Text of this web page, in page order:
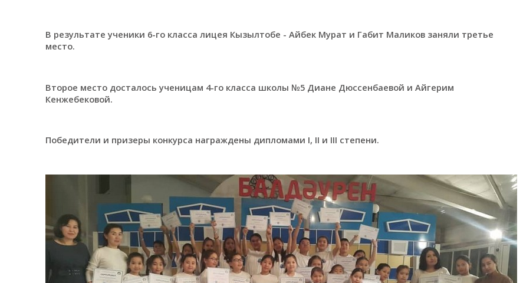
В результате ученики 6-го класса лицея Кызылтобе - Айбек Мурат и Габит Маликов заняли третье
место.
Второе место досталось ученицам 4-го класса школы №5 Диане Дюссенбаевой и Айгерим
Кенжебековой.
Победители и призеры конкурса награждены дипломами I, II и III степени.